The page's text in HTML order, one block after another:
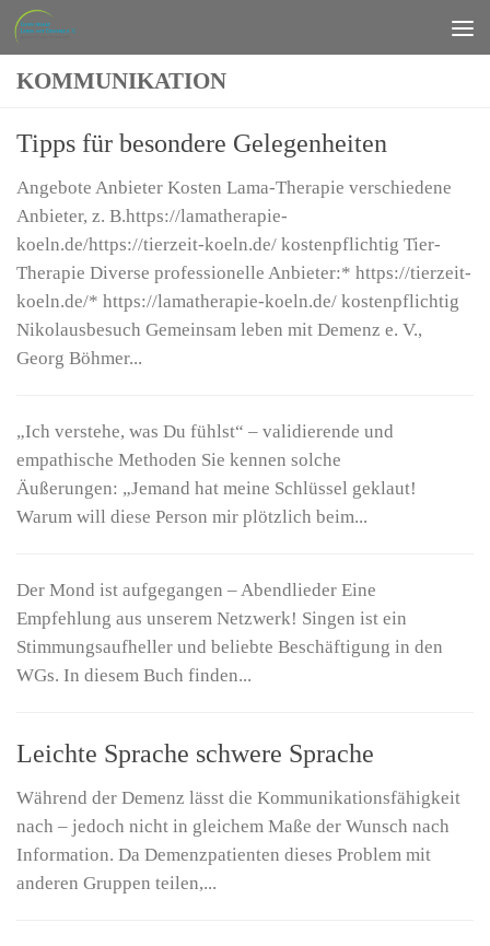
Zum Inhalt springen
KOMMUNIKATION
Tipps für besondere Gelegenheiten
Angebote Anbieter Kosten Lama-Therapie verschiedene
Anbieter, z. B.https://lamatherapie-
koeln.de/https://tierzeit-koeln.de/ kostenpflichtig Tier-
Therapie Diverse professionelle Anbieter:* https://tierzeit-
koeln.de/* https://lamatherapie-koeln.de/ kostenpflichtig
Nikolausbesuch Gemeinsam leben mit Demenz e. V.,
Georg Böhmer...
„Ich verstehe, was Du fühlst“ – validierende und
empathische Methoden Sie kennen solche
Äußerungen: „Jemand hat meine Schlüssel geklaut!
Warum will diese Person mir plötzlich beim...
Der Mond ist aufgegangen – Abendlieder Eine
Empfehlung aus unserem Netzwerk! Singen ist ein
Stimmungsaufheller und beliebte Beschäftigung in den
WGs. In diesem Buch finden...
Leichte Sprache schwere Sprache
Während der Demenz lässt die Kommunikationsfähigkeit
nach – jedoch nicht in gleichem Maße der Wunsch nach
Information. Da Demenzpatienten dieses Problem mit
anderen Gruppen teilen,...